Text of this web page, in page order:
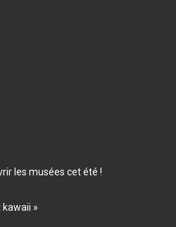
les musées cet été !
»